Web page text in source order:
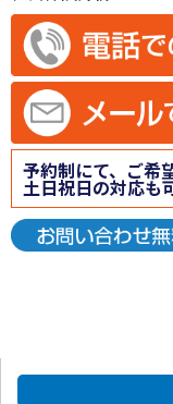
予約制にて、ご希
土日祝日の対応も